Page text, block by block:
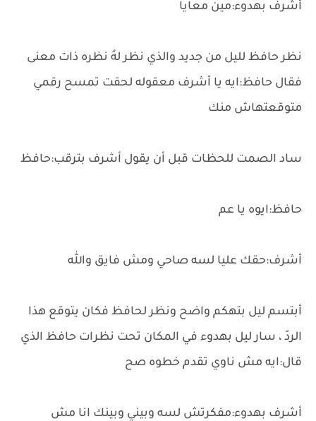
أشرف بهدوء:مين معايا
نظر حافظ لليل من جديد والذي نظر لهُ نظره ذات معنى
فقال حافظ:ايه يا أشرف معقوله لحقت تمسح رقمي
متوقعتهاش منك
ساد الصمت للحظات قبل أن يقول أشرف بترقب:حافظ
حافظ:ايوه يا عم
أشرف:حقك عليا لسه صاحي ومش فايق والله
أبتسم ليل بتهكم واضح ونظر لحافظ فكان يتوقع هذا
الردّ ، سار ليل بهدوء في المكان تحت نظرات حافظ الذي
قال:ايه مش ناوي تقدم خطوه صح
أشرف بهدوء:مفكرتش لسه وبيني وبينك انا مش